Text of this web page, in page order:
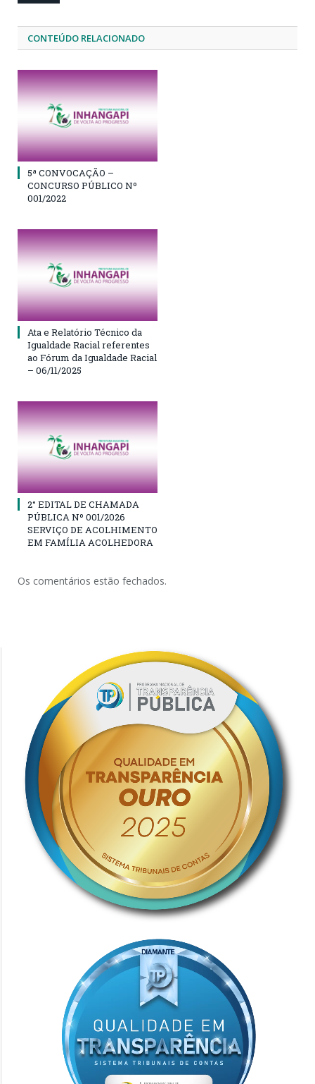
CONTEÚDO RELACIONADO
5ª CONVOCAÇÃO –
CONCURSO PÚBLICO Nº
001/2022
Ata e Relatório Técnico da
Igualdade Racial referentes
ao Fórum da Igualdade Racial
– 06/11/2025
2° EDITAL DE CHAMADA
PÚBLICA Nº 001/2026
SERVIÇO DE ACOLHIMENTO
EM FAMÍLIA ACOLHEDORA
Os comentários estão fechados.